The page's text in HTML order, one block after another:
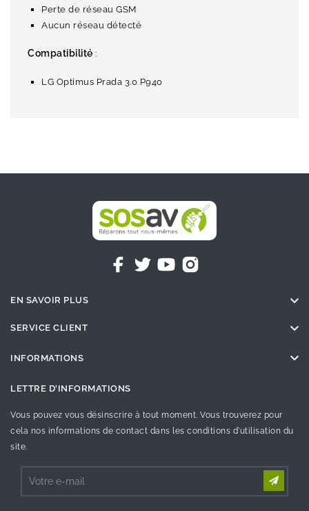
Perte de réseau GSM
Aucun réseau détecté
Compatibilité :
LG Optimus Prada 3.0 P940
EN SAVOIR PLUS 
SERVICE CLIENT 
INFORMATIONS 
LETTRE D'INFORMATIONS
Vous pouvez vous désinscrire à tout moment. Vous trouverez pour
cela nos informations de contact dans les conditions d'utilisation du
site.